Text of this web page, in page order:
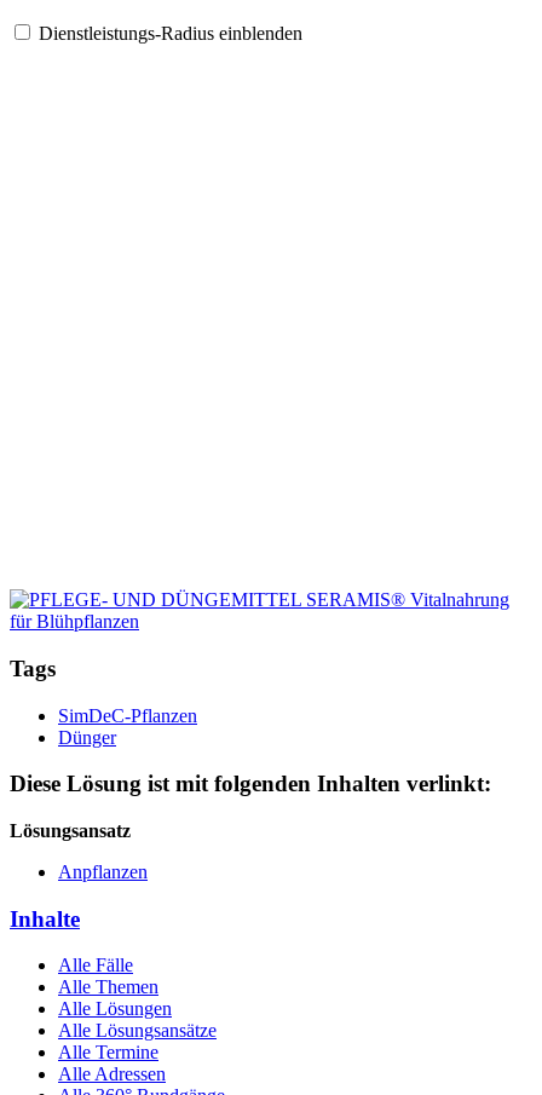
Dienstleistungs-Radius einblenden
Tags
SimDeC-Pflanzen
Dünger
Diese Lösung ist mit folgenden Inhalten verlinkt:
Lösungsansatz
Anpflanzen
Inhalte
Alle Fälle
Alle Themen
Alle Lösungen
Alle Lösungsansätze
Alle Termine
Alle Adressen